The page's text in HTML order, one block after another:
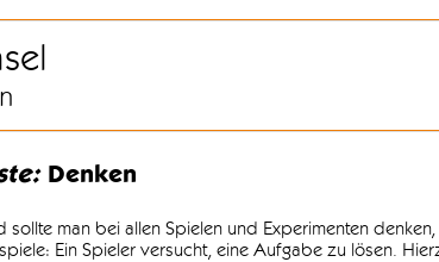
Denken
sollte man bei allen Spielen und Experimenten
Ein Spieler versucht, eine Aufgabe zu lösen.